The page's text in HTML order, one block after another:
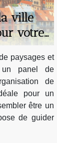
ville
votre
paysages et
un panel de
de
pour un
être un
de guider